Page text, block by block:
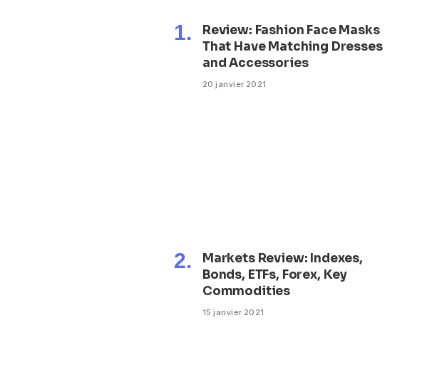
Review: Fashion Face Masks
That Have Matching Dresses
and Accessories
20 janvier 2021
Markets Review: Indexes,
Bonds, ETFs, Forex, Key
Commodities
15 janvier 2021